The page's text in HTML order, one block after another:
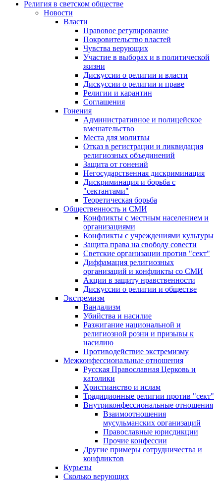
Религия в светском обществе
Новости
Власти
Правовое регулирование
Покровительство властей
Чувства верующих
Участие в выборах и в политической
жизни
Дискуссии о религии и власти
Дискуссии о религии и праве
Религии и карантин
Соглашения
Гонения
Административное и полицейское
вмешательство
Места для молитвы
Отказ в регистрации и ликвидация
религиозных объединений
Защита от гонений
Негосударственная дискриминация
Дискриминация и борьба с
"сектантами"
Теоретическая борьба
Общественность и СМИ
Конфликты с местным населением и
организациями
Конфликты с учреждениями культуры
Защита права на свободу совести
Светские организации против "сект"
Диффамация религиозных
организаций и конфликты со СМИ
Акции в защиту нравственности
Дискуссии о религии и обществе
Экстремизм
Вандализм
Убийства и насилие
Разжигание национальной и
религиозной розни и призывы к
насилию
Противодействие экстремизму
Межконфессиональные отношения
Русская Православная Церковь и
католики
Христианство и ислам
Традиционные религии против "сект"
Внутриконфессиональные отношения
Взаимоотношения
мусульманских организаций
Православные юрисдикции
Прочие конфессии
Другие примеры сотрудничества и
конфликтов
Курьезы
Сколько верующих